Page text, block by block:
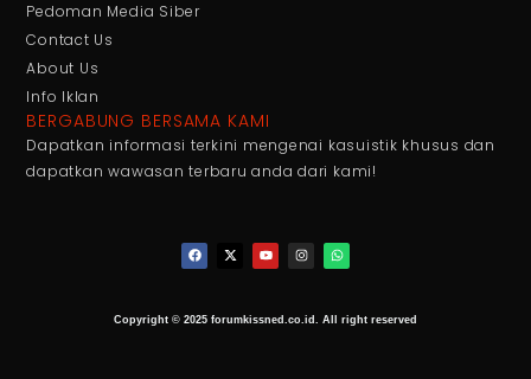
Pedoman Media Siber
Contact Us
About Us
Info Iklan
BERGABUNG BERSAMA KAMI
Dapatkan informasi terkini mengenai kasuistik khusus dan
dapatkan wawasan terbaru anda dari kami!
Copyright © 2025 forumkissned.co.id. All right reserved